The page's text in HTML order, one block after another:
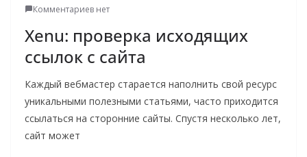
Комментариев нет
Xenu: проверка исходящих
ссылок с сайта
Каждый вебмастер старается наполнить свой ресурс
уникальными полезными статьями, часто приходится
ссылаться на сторонние сайты. Спустя несколько лет,
сайт может